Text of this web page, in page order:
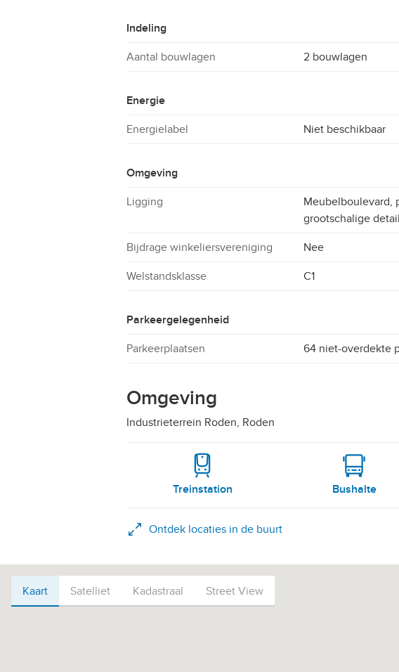
Indeling
Aantal bouwlagen 2 bouwlagen
Energie
Energielabel Niet beschikbaar
Omgeving
Ligging
Meubelboulevard,
grootschalige
Bijdrage winkeliersvereniging Nee
Welstandsklasse C1
Parkeergelegenheid
Parkeerplaatsen 64 niet-overdekte
Omgeving
Industrieterrein Roden, Roden
Treinstation Bushalte
Ontdek locaties in de buurt
Kaart
Kaart Satelliet Kadastraal Street View